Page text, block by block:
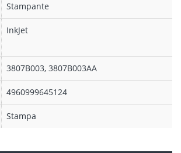
Stampante
InkJet
3807B003, 3807B003AA
4960999645124
Stampa